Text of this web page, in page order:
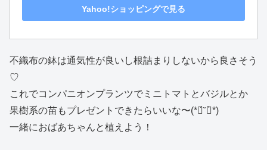
Yahoo!ショッピングで見る
不織布の鉢は通気性が良いし根詰まりしないから良さそう
♡
これでコンパニオンプランツでミニトマトとバジルとか
果樹系の苗もプレゼントできたらいいな〜(*ฅ́˘ฅ̀*)
一緒におばあちゃんと植えよう！